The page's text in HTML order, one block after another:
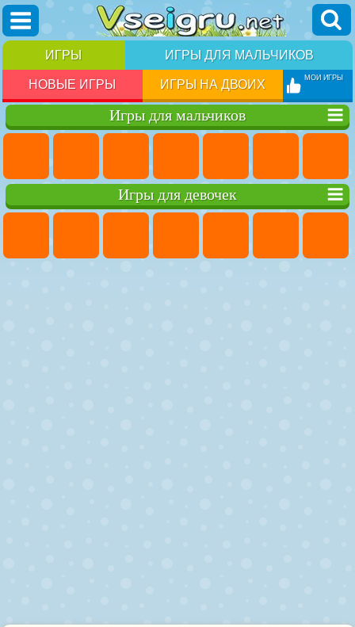
ИГРЫ ИГРЫ ДЛЯ МАЛЬЧИКОВ
НОВЫЕ ИГРЫ ИГРЫ НА ДВОИХ МОИ ИГРЫ
Игры для мальчиков
Игры для девочек